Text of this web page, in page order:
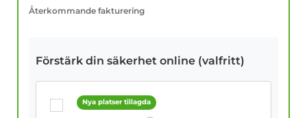
Återkommande fakturering
Förstärk din säkerhet online (valfritt)
Nya platser tillagda